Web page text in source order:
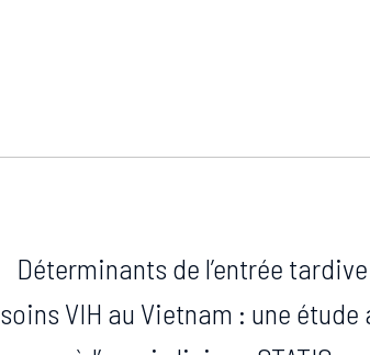
Déterminants de l’entrée
soins VIH au Vietnam : une étude